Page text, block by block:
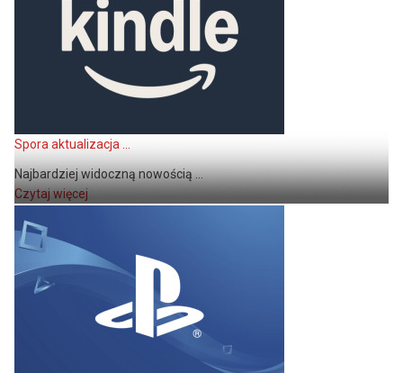
Spora aktualizacja ...
Najbardziej widoczną nowością ...
Czytaj więcej